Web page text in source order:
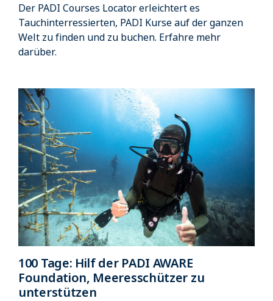
Der PADI Courses Locator erleichtert es
Tauchinterressierten, PADI Kurse auf der ganzen
Welt zu finden und zu buchen. Erfahre mehr
darüber.
100 Tage: Hilf der PADI AWARE
Foundation, Meeresschützer zu
unterstützen